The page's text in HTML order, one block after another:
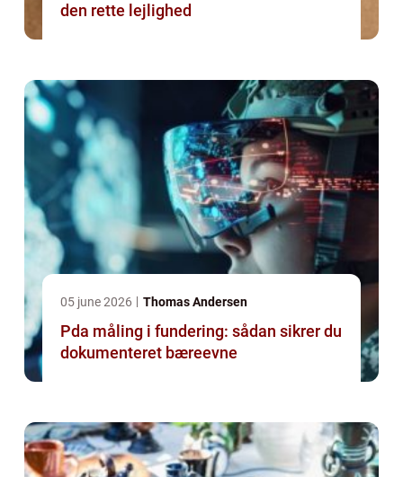
den rette lejlighed
05 june 2026 Thomas Andersen
Pda måling i fundering: sådan sikrer du
dokumenteret bæreevne